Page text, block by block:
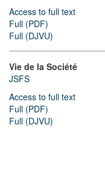
Access to full text
Full (PDF)
Full (DJVU)
Vie de la Société
JSFS
Access to full text
Full (PDF)
Full (DJVU)